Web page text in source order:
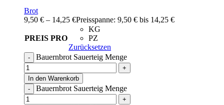
Brot
9,50 € – 14,25 €Preisspanne: 9,50 € bis 14,25 €
PREIS PRO
KG
PZ
Zurücksetzen
Bauernbrot Sauerteig Menge
In den Warenkorb
Bauernbrot Sauerteig Menge